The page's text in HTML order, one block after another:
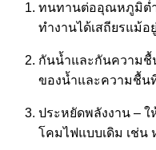
ทนทานต่ออุณหภูมิต่ำ
ทำงานได้เสถียรแม้อ
กันน้ำและกันความชื้
ของน้ำและความชื้น
ประหยัดพลังงาน –
โคมไฟแบบเดิม เช่น